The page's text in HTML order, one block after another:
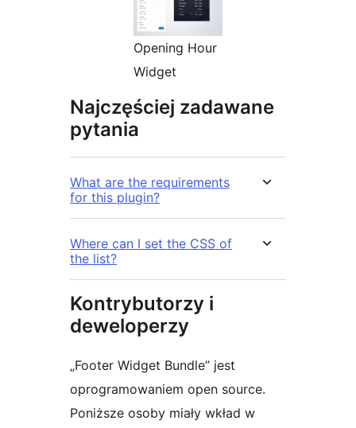
Opening Hour
Widget
Najczęściej zadawane
pytania
What are the requirements
for this plugin?
Where can I set the CSS of
the list?
Kontrybutorzy i
deweloperzy
„Footer Widget Bundle” jest
oprogramowaniem open source.
Poniższe osoby miały wkład w